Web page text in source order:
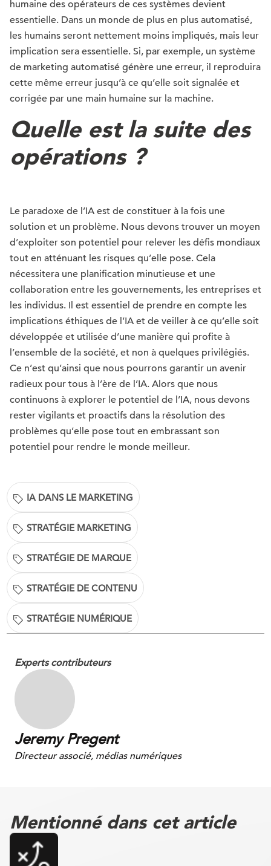
humaine des opérateurs de ces systèmes devient
essentielle. Dans un monde de plus en plus automatisé,
les humains seront nettement moins impliqués, mais leur
implication sera essentielle. Si, par exemple, un système
de marketing automatisé génère une erreur, il reproduira
cette même erreur jusqu’à ce qu’elle soit signalée et
corrigée par une main humaine sur la machine.
Quelle est la suite des
opérations ?
Le paradoxe de l’IA est de constituer à la fois une
solution et un problème. Nous devons trouver un moyen
d’exploiter son potentiel pour relever les défis mondiaux
tout en atténuant les risques qu’elle pose. Cela
nécessitera une planification minutieuse et une
collaboration entre les gouvernements, les entreprises et
les individus. Il est essentiel de prendre en compte les
implications éthiques de l’IA et de veiller à ce qu’elle soit
développée et utilisée d’une manière qui profite à
l’ensemble de la société, et non à quelques privilégiés.
Ce n’est qu’ainsi que nous pourrons garantir un avenir
radieux pour tous à l’ère de l’IA. Alors que nous
continuons à explorer le potentiel de l’IA, nous devons
rester vigilants et proactifs dans la résolution des
problèmes qu’elle pose tout en embrassant son
potentiel pour rendre le monde meilleur.
IA DANS LE MARKETING
STRATÉGIE MARKETING
STRATÉGIE DE MARQUE
STRATÉGIE DE CONTENU
STRATÉGIE NUMÉRIQUE
Experts contributeurs
Jeremy Pregent
Directeur associé, médias numériques
Mentionné dans cet article